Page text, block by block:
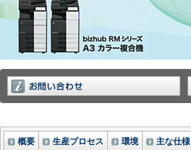
概要 生産プロセス 環境 主な仕様